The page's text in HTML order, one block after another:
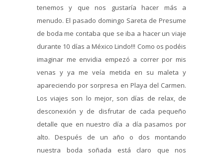
tenemos y que nos gustaría hacer más a
menudo. El pasado domingo Sareta de Presume
de boda me contaba que se iba a hacer un viaje
durante 10 días a México Lindo!!! Como os podéis
imaginar me envidia empezó a correr por mis
venas y ya me veía metida en su maleta y
apareciendo por sorpresa en Playa del Carmen.
Los viajes son lo mejor, son días de relax, de
desconexión y de disfrutar de cada pequeño
detalle que en nuestro día a día pasamos por
alto. Después de un año o dos montando
nuestra boda soñada está claro que nos